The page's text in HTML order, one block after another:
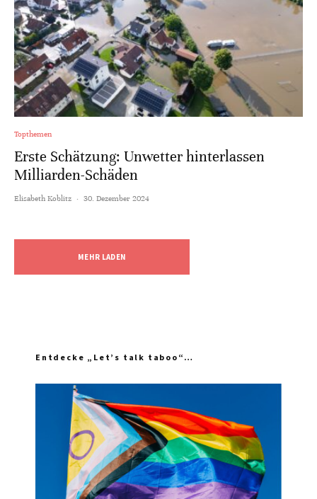
Topthemen
Erste Schätzung: Unwetter hinterlassen
Milliarden-Schäden
Elisabeth Koblitz · 30. Dezember 2024
MEHR LADEN
Entdecke „Let’s talk taboo“…